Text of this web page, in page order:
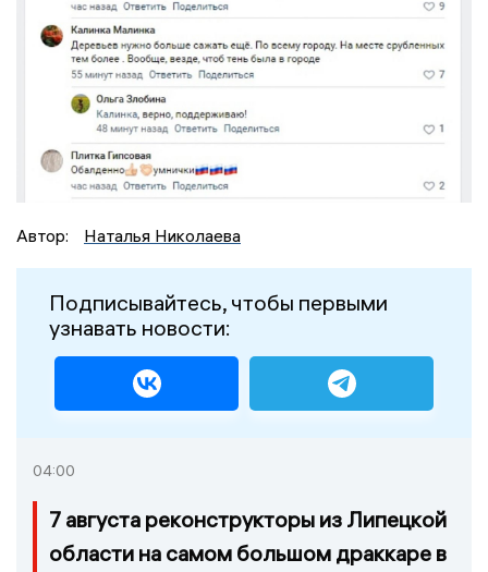
Автор: Наталья Николаева
Подписывайтесь, чтобы первыми
узнавать новости:
04:00
7 августа реконструкторы из Липецкой
области на самом большом драккаре в